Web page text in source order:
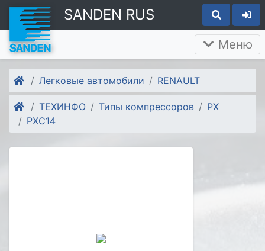
SANDEN RUS
Меню
Легковые автомобили RENAULT
ТЕХИНФО Типы компрессоров
PX
PXC14